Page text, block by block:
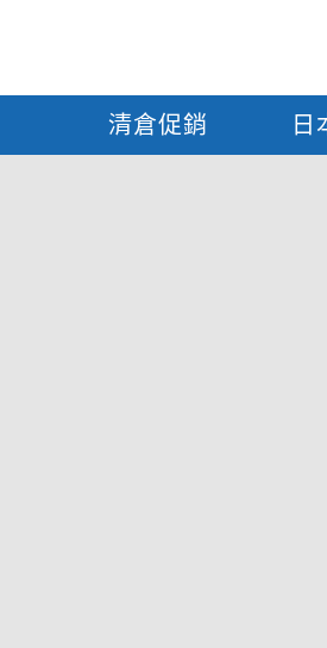
清倉促銷 日